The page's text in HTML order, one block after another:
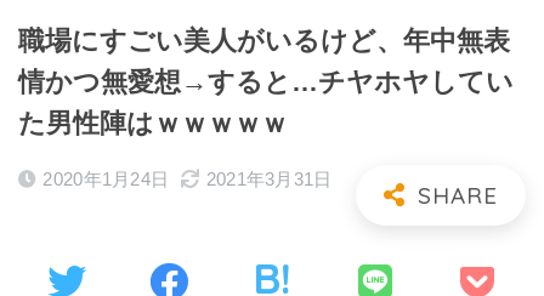
職場にすごい美人がいるけど、年中無表
情かつ無愛想→すると…チヤホヤしてい
た男性陣はｗｗｗｗｗ
2020年1月24日 2021年3月31日